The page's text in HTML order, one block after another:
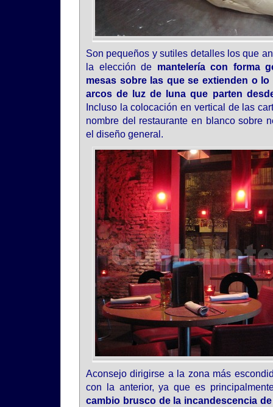
Son pequeños y sutiles detalles los que
la elección de mantelería con forma
mesas sobre las que se extienden o
arcos de luz de luna que parten
Incluso la colocación en vertical de las
nombre del restaurante en blanco sobre
el diseño general.
Aconsejo dirigirse a la zona más
con la anterior, ya que es
cambio brusco de la incandescencia